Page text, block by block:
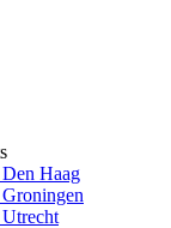
Haag